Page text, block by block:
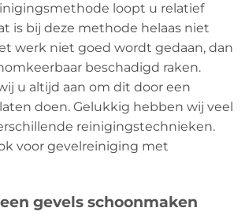
loopt u relatief
is bij deze methode helaas niet
werk niet goed wordt gedaan, dan
beschadigd raken.
u altijd aan om dit door een
doen. Gelukkig hebben wij veel
reinigingstechnieken.
voor gevelreiniging met
gevels schoonmaken